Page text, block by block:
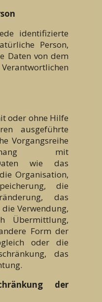
identifizierte
Person,
Daten von dem
oder ohne Hilfe
ausgeführte
Vorgangsreihe
mit
wie das
Organisation,
die
das
Verwendung,
Übermittlung,
Form der
oder die
das
der